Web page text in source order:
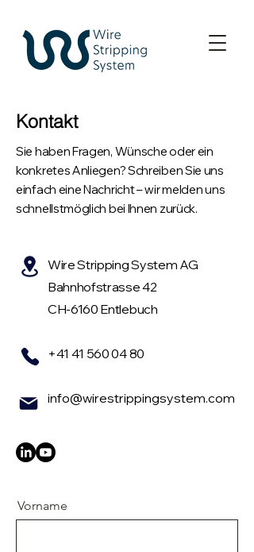
Kontakt
Sie haben Fragen, Wünsche oder ein
konkretes Anliegen? Schreiben Sie uns
einfach eine Nachricht – wir melden uns
schnellstmöglich bei Ihnen zurück.
Wire Stripping System AG
Bahnhofstrasse 42
CH-6160 Entlebuch
+41 41 560 04 80
info@wirestrippingsystem.com
Vorname